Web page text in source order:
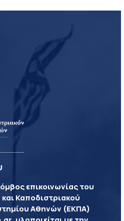
επικοινωνίας του
και Καποδιστριακού
Αθηνών (ΕΚΠΑ)